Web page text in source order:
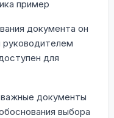
документа он
для
важные документы
выбора